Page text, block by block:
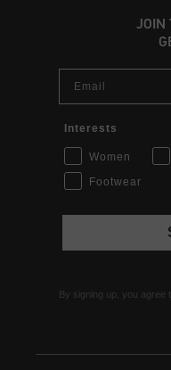
JOIN
Interests
Women
Footwear
By signing up, you agree